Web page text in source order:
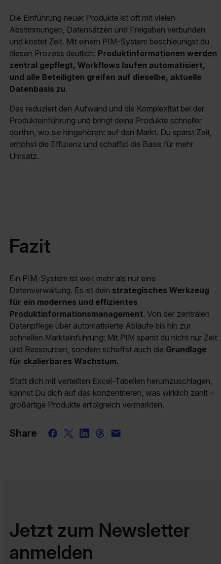
Die Einführung neuer Produkte ist oft mit vielen
Abstimmungen, Datensätzen und Freigaben verbunden
und kostet Zeit. Mit einem PIM-System beschleunigst du
diesen Prozess deutlich: Produktinformationen werden
zentral gepflegt, Workflows laufen automatisiert,
und alle Beteiligten greifen auf dieselbe, aktuelle
Datenbasis zu.
Das reduziert den Aufwand und die Komplexität bei der
Produkteinführung und bringt deine Produkte schneller
dorthin, wo sie hingehören: auf den Markt. Du sparst Zeit,
erhöhst die Effizienz und schaffst die Basis für mehr
Umsatz.
Fazit
Ein PIM-System ist weit mehr als nur eine
Datenverwaltung. Es ist dein strategisches Werkzeug
für ein modernes und effizientes
Produktinformationsmanagement. Von der zentralen
Datenpflege über automatisierte Abläufe bis hin zur
schnellen Markteinführung: Mit PIM sparst du nicht nur Zeit
und Ressourcen, sondern schaffst auch die Grundlage
für skalierbares Wachstum.
Statt dich mit verteilten Excel-Tabellen herumzuschlagen,
kannst Du dich auf das konzentrieren, was wirklich zählt –
großartige Produkte erfolgreich vermarkten.
Share
Jetzt zum Newsletter
anmelden